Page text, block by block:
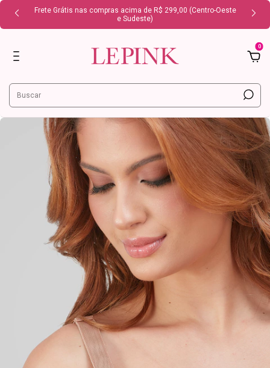
Frete Grátis nas compras acima de R$ 299,00 (Centro-Oeste
e Sudeste)
0